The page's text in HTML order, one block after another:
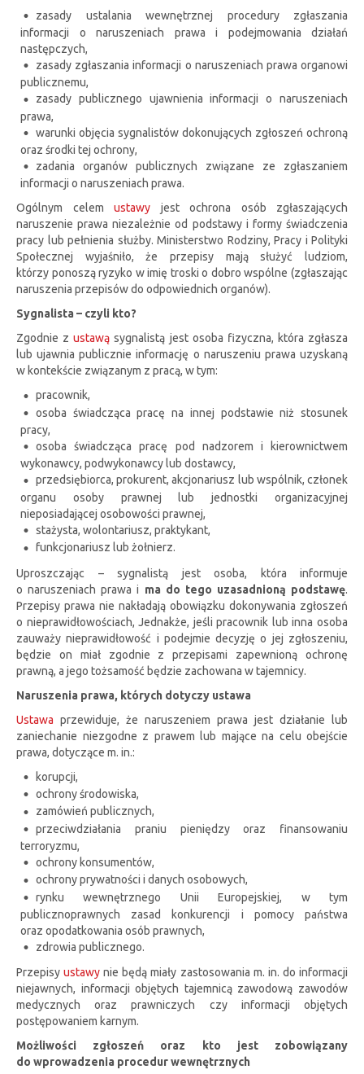
zasady ustalania wewnętrznej procedury zgłaszania
informacji o naruszeniach prawa i podejmowania działań
następczych,
zasady zgłaszania informacji o naruszeniach prawa organowi
publicznemu,
zasady publicznego ujawnienia informacji o naruszeniach
prawa,
warunki objęcia sygnalistów dokonujących zgłoszeń ochroną
oraz środki tej ochrony,
zadania organów publicznych związane ze zgłaszaniem
informacji o naruszeniach prawa.
Ogólnym celem ustawy jest ochrona osób zgłaszających
naruszenie prawa niezależnie od podstawy i formy świadczenia
pracy lub pełnienia służby. Ministerstwo Rodziny, Pracy i Polityki
Społecznej wyjaśniło, że przepisy mają służyć ludziom,
którzy ponoszą ryzyko w imię troski o dobro wspólne (zgłaszając
naruszenia przepisów do odpowiednich organów).
Sygnalista – czyli kto?
Zgodnie zustawą sygnalistą jest osoba fizyczna, która zgłasza
lub ujawnia publicznie informację o naruszeniu prawa uzyskaną
w kontekście związanym z pracą, w tym:
pracownik,
osoba świadcząca pracę na innej podstawie niż stosunek
pracy,
osoba świadcząca pracę pod nadzorem i kierownictwem
wykonawcy, podwykonawcy lub dostawcy,
przedsiębiorca, prokurent, akcjonariusz lub wspólnik, członek
organu osoby prawnej lub jednostki organizacyjnej
nieposiadającej osobowości prawnej,
stażysta, wolontariusz, praktykant,
funkcjonariusz lub żołnierz.
Uproszczając – sygnalistą jest osoba, która informuje
o naruszeniach prawa i ma do tego uzasadnioną podstawę.
Przepisy prawa nie nakładają obowiązku dokonywania zgłoszeń
o nieprawidłowościach, Jednakże, jeśli pracownik lub inna osoba
zauważy nieprawidłowość i podejmie decyzję o jej zgłoszeniu,
będzie on miał zgodnie z przepisami zapewnioną ochronę
prawną, a jego tożsamość będzie zachowana w tajemnicy.
Naruszenia prawa, których dotyczy ustawa
Ustawa przewiduje, że naruszeniem prawa jest działanie lub
zaniechanie niezgodne z prawem lub mające na celu obejście
prawa, dotyczące m. in.:
korupcji,
ochrony środowiska,
zamówień publicznych,
przeciwdziałania praniu pieniędzy oraz finansowaniu
terroryzmu,
ochrony konsumentów,
ochrony prywatności i danych osobowych,
rynku wewnętrznego Unii Europejskiej, w tym
publicznoprawnych zasad konkurencji i pomocy państwa
oraz opodatkowania osób prawnych,
zdrowia publicznego.
Przepisyustawy nie będą miały zastosowania m. in. do informacji
niejawnych, informacji objętych tajemnicą zawodową zawodów
medycznych oraz prawniczych czy informacji objętych
postępowaniem karnym.
Możliwości zgłoszeń oraz kto jest zobowiązany
do wprowadzenia procedur wewnętrznych